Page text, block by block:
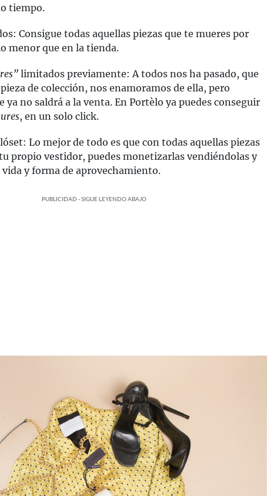
tiempo.
Consigue todas aquellas piezas que te mueres por
menor que en la tienda.
limitados previamente: A todos nos ha pasado, que
de colección, nos enamoramos de ella, pero
no saldrá a la venta. En Portèlo ya puedes conseguir
, en un solo click.
Lo mejor de todo es que con todas aquellas piezas
propio vestidor, puedes monetizarlas vendiéndolas y
vida y forma de aprovechamiento.
PUBLICIDAD - SIGUE LEYENDO ABAJO